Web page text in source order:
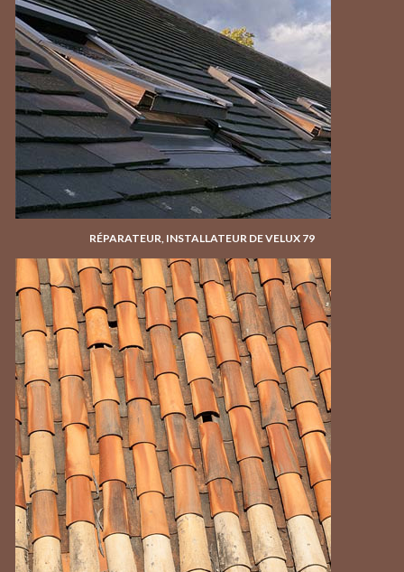
RÉPARATEUR, INSTALLATEUR DE VELUX 79